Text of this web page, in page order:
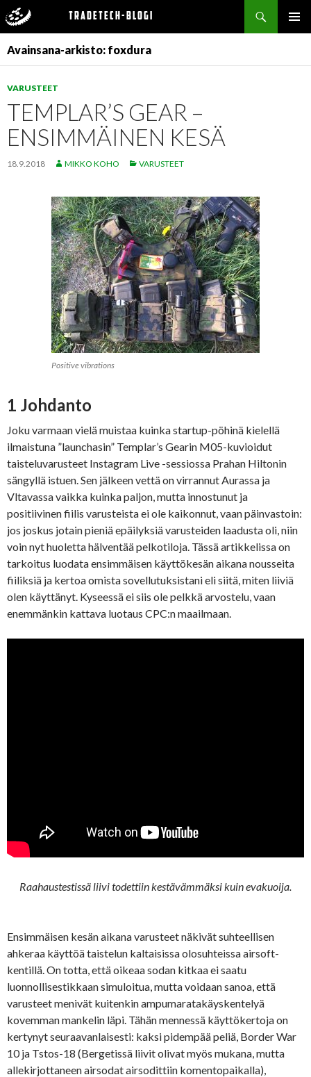
Tradetech-blogi
Haku
SIIRRY
SISÄLTÖÖN
Avainsana-arkisto: foxdura
VARUSTEET
TEMPLAR’S GEAR –
ENSIMMÄINEN KESÄ
18.9.2018 MIKKO KOHO VARUSTEET
Positive vibrations
1 Johdanto
Joku varmaan vielä muistaa kuinka startup-pöhinä kielellä
ilmaistuna ”launchasin” Templar’s Gearin M05-kuvioidut
taisteluvarusteet Instagram Live -sessiossa Prahan Hiltonin
sängyllä istuen. Sen jälkeen vettä on virrannut Aurassa ja
Vltavassa vaikka kuinka paljon, mutta innostunut ja
positiivinen fiilis varusteista ei ole kaikonnut, vaan päinvastoin:
jos joskus jotain pieniä epäilyksiä varusteiden laadusta oli, niin
voin nyt huoletta hälventää pelkotiloja. Tässä artikkelissa on
tarkoitus luodata ensimmäisen käyttökesän aikana nousseita
fiiliksiä ja kertoa omista sovellutuksistani eli siitä, miten liiviä
olen käyttänyt. Kyseessä ei siis ole pelkkä arvostelu, vaan
enemmänkin kattava luotaus CPC:n maailmaan.
Raahaustestissä liivi todettiin kestävämmäksi kuin evakuoija.
Ensimmäisen kesän aikana varusteet näkivät suhteellisen
ahkeraa käyttöä taistelun kaltaisissa olosuhteissa airsoft-
kentillä. On totta, että oikeaa sodan kitkaa ei saatu
luonnollisestikkaan simuloitua, mutta voidaan sanoa, että
varusteet menivät kuitenkin ampumaratakäyskentelyä
kovemman mankelin läpi. Tähän mennessä käyttökertoja on
kertynyt seuraavanlaisesti: kaksi pidempää peliä, Border War
10 ja Tstos-18 (Bergetissä liivit olivat myös mukana, mutta
allekirjottaneen airsodat airsodittiin komentopaikalla),